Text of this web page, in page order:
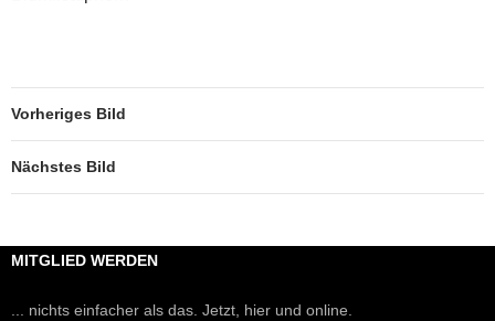
Vorheriges Bild
Nächstes Bild
MITGLIED WERDEN
... nichts einfacher als das. Jetzt, hier und online.